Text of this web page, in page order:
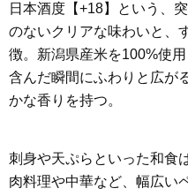
日本酒度【+18】という、
のないクリアな味わいと、
徴。新潟県産米を100%使
含んだ瞬間にふわりと広が
かな香りを持つ。
刺身や天ぷらといった和食
肉料理や中華など、幅広い